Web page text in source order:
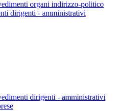
organi indirizzo-politico
dirigenti - amministrativi
dirigenti - amministrativi